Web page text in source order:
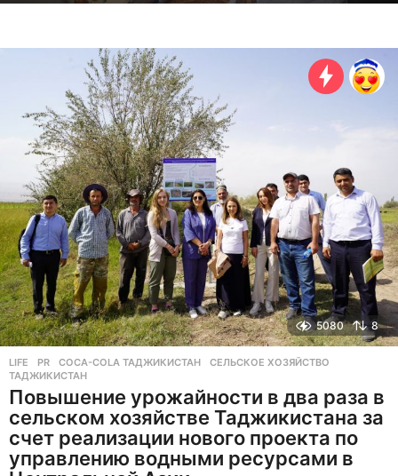
о
н
а
з
а
д
5080 8
LIFE ,PR COCA-COLA ТАДЖИКИСТАН ,СЕЛЬСКОЕ ХОЗЯЙСТВО
ТАДЖИКИСТАН
Повышение урожайности в два раза в
сельском хозяйстве Таджикистана за
счет реализации нового проекта по
управлению водными ресурсами в